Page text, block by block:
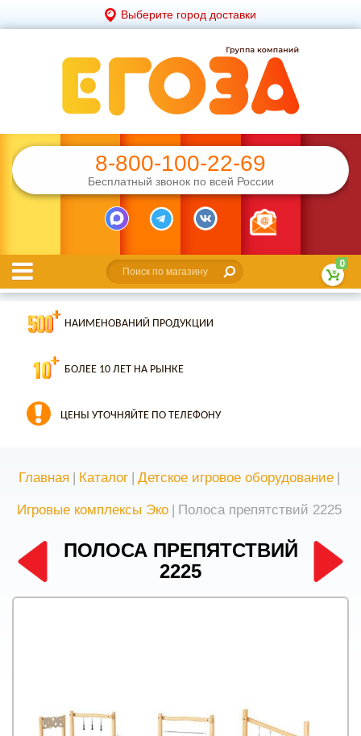
Выберите город доставки
8-800-100-22-69
Бесплатный звонок по всей России
0
НАИМЕНОВАНИЙ ПРОДУКЦИИ
БОЛЕЕ 10 ЛЕТ НА РЫНКЕ
ЦЕНЫ УТОЧНЯЙТЕ ПО ТЕЛЕФОНУ
Главная | Каталог | Детское игровое оборудование |
Игровые комплексы Эко | Полоса препятствий 2225
ПОЛОСА ПРЕПЯТСТВИЙ
2225